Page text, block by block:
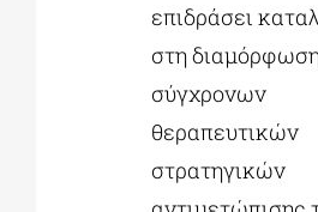
επιδράσει
στη
σύγχρονων
θεραπευτικών
στρατηγικών